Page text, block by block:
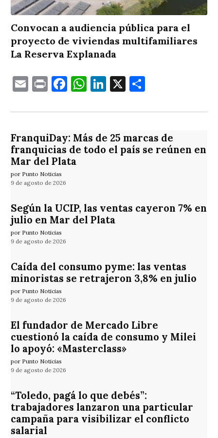
Convocan a audiencia pública para el
proyecto de viviendas multifamiliares
La Reserva Explanada
EmailPrintFacebook
WhatsApp
LinkedIn
X
FranquiDay: Más de 25 marcas de
franquicias de todo el país se reúnen en
Mar del Plata
por Punto Noticias
9 de agosto de 2026
Según la UCIP, las ventas cayeron 7% en
julio en Mar del Plata
por Punto Noticias
9 de agosto de 2026
Caída del consumo pyme: las ventas
minoristas se retrajeron 3,8% en julio
por Punto Noticias
9 de agosto de 2026
El fundador de Mercado Libre
cuestionó la caída de consumo y Milei
lo apoyó: «Masterclass»
por Punto Noticias
9 de agosto de 2026
“Toledo, pagá lo que debés”:
trabajadores lanzaron una particular
campaña para visibilizar el conflicto
salarial